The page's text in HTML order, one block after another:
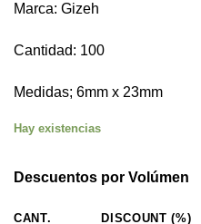
Marca: Gizeh
Cantidad: 100
Medidas; 6mm x 23mm
Hay existencias
Descuentos por Volúmen
CANT. DISCOUNT (%)